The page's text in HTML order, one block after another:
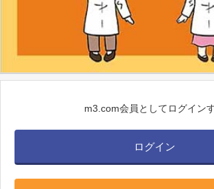
m3.com会員としてログイン
ログイン